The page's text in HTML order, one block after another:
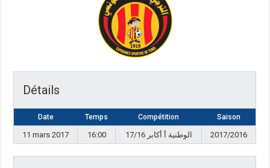
Détails
Date Temps Compétition Saison
11 mars 2017 16:00 17/16 الوطنية أ أكابر 2017/2016